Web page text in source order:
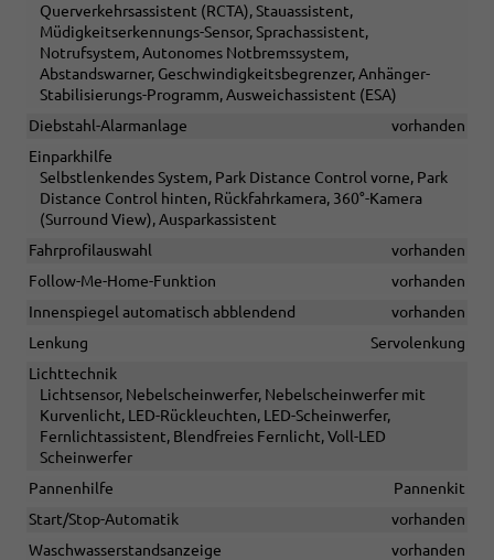
Querverkehrsassistent (RCTA), Stauassistent,
Müdigkeitserkennungs-Sensor, Sprachassistent,
Notrufsystem, Autonomes Notbremssystem,
Abstandswarner, Geschwindigkeitsbegrenzer, Anhänger-
Stabilisierungs-Programm, Ausweichassistent (ESA)
Diebstahl-Alarmanlage
vorhanden
Einparkhilfe
Selbstlenkendes System, Park Distance Control vorne, Park
Distance Control hinten, Rückfahrkamera, 360°-Kamera
(Surround View), Ausparkassistent
Fahrprofilauswahl
vorhanden
Follow-Me-Home-Funktion
vorhanden
Innenspiegel automatisch abblendend
vorhanden
Lenkung
Servolenkung
Lichttechnik
Lichtsensor, Nebelscheinwerfer, Nebelscheinwerfer mit
Kurvenlicht, LED-Rückleuchten, LED-Scheinwerfer,
Fernlichtassistent, Blendfreies Fernlicht, Voll-LED
Scheinwerfer
Pannenhilfe
Pannenkit
Start/Stop-Automatik
vorhanden
Waschwasserstandsanzeige
vorhanden